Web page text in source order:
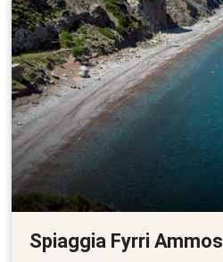
Spiaggia Fyrri Ammos